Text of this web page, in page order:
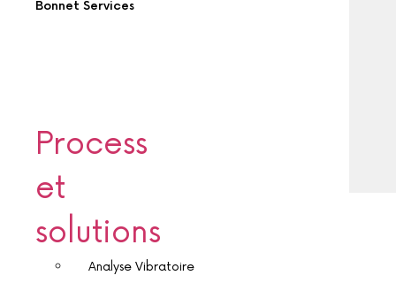
Bonnet Services
Process
et
solutions
Analyse Vibratoire